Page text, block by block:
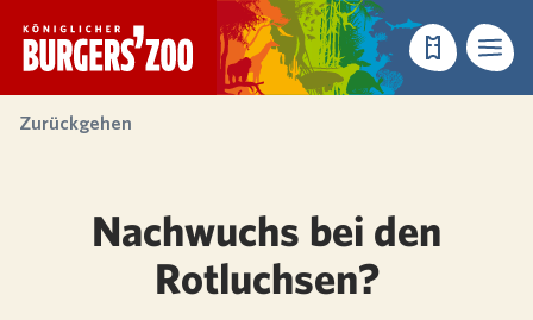
- Startseite
Reservieren
Menü
Zurückgehen
Nachwuchs bei den
Rotluchsen?